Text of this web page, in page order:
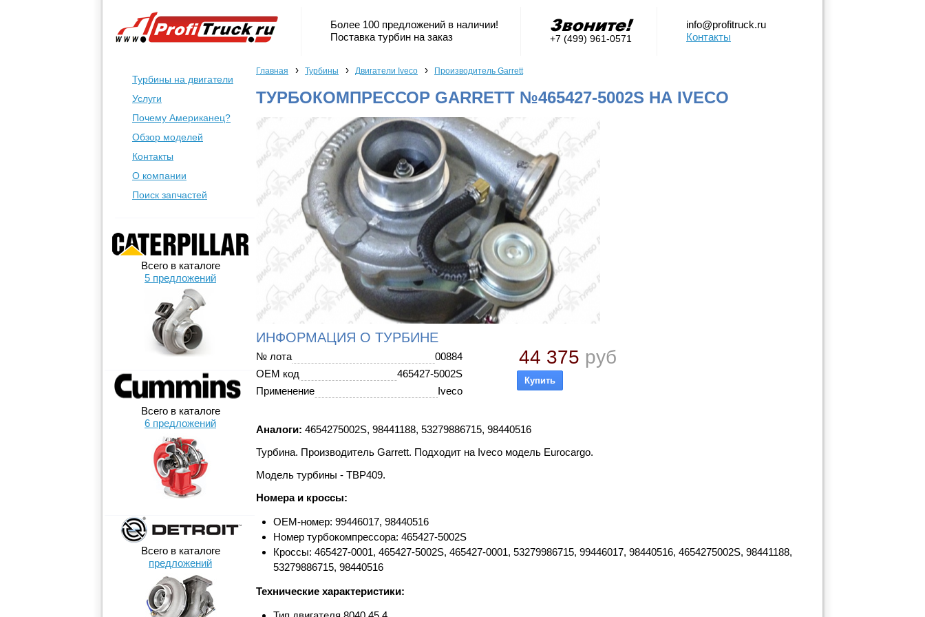
Более 100 предложений в наличии!
Поставка турбин на заказ
+7 (499) 961-0571
info@profitruck.ru
Контакты
Турбины на двигатели
Услуги
Почему Американец?
Обзор моделей
Контакты
О компании
Поиск запчастей
Всего в каталоге
5 предложений
Всего в каталоге
6 предложений
Всего в каталоге
предложений
Главная › Турбины › Двигатели Iveco › Производитель Garrett
ТУРБОКОМПРЕССОР GARRETT №465427-5002S НА IVECO
ИНФОРМАЦИЯ О ТУРБИНЕ
№ лота
00884
OEM код
465427-5002S
Применение
Iveco
44 375 руб
Аналоги: 4654275002S, 98441188, 53279886715, 98440516
Турбина. Производитель Garrett. Подходит на Iveco модель Eurocargo.
Модель турбины - TBP409.
Номера и кроссы:
OEM-номер: 99446017, 98440516
Номер турбокомпрессора: 465427-5002S
Кроссы: 465427-0001, 465427-5002S, 465427-0001, 53279986715, 99446017, 98440516, 4654275002S, 98441188,
53279886715, 98440516
Технические характеристики: